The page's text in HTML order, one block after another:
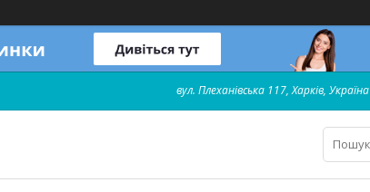
вул. Плеханівська 117, Харків, Україна